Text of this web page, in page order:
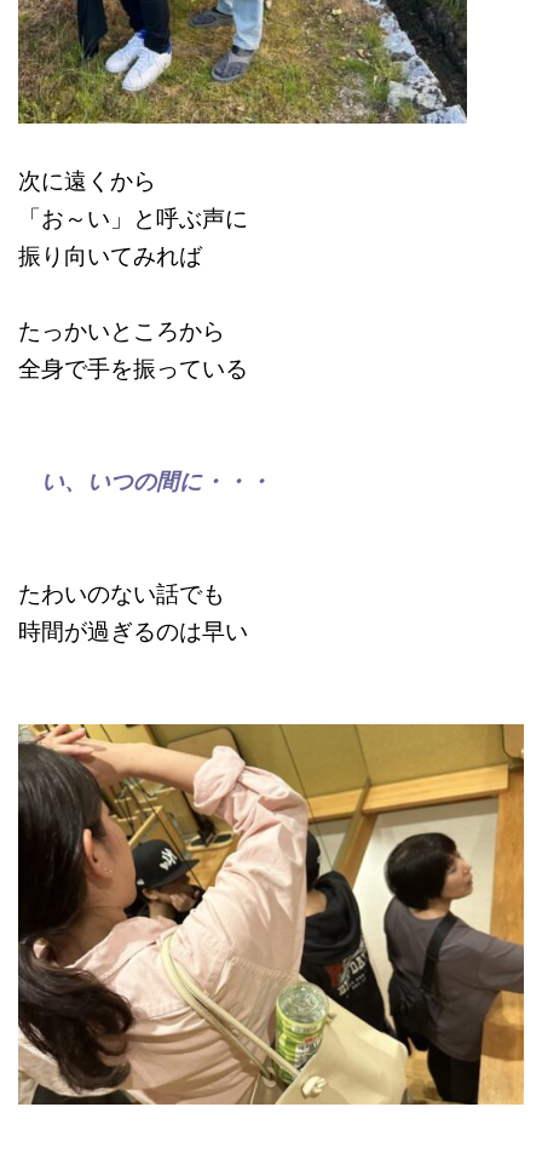
次に遠くから
「お～い」と呼ぶ声に
振り向いてみれば
たっかいところから
全身で手を振っている
い、いつの間に・・・
たわいのない話でも
時間が過ぎるのは早い